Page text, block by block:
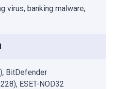
virus, banking malware,
BitDefender
ESET-NOD32